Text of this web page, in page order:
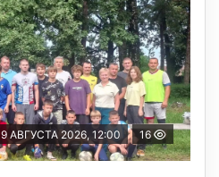
9 АВГУСТА 2026, 12:00 16